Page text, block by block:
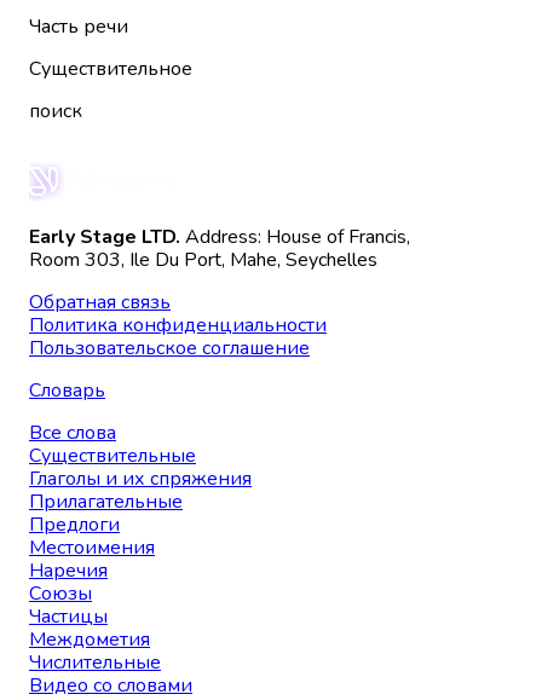
Часть речи
Существительное
поиск
Early Stage LTD. Address: House of Francis,
Room 303, Ile Du Port, Mahe, Seychelles
Обратная связь
Политика конфиденциальности
Пользовательское соглашение
Словарь
Все слова
Существительные
Глаголы и их спряжения
Прилагательные
Предлоги
Местоимения
Наречия
Союзы
Частицы
Междометия
Числительные
Видео со словами